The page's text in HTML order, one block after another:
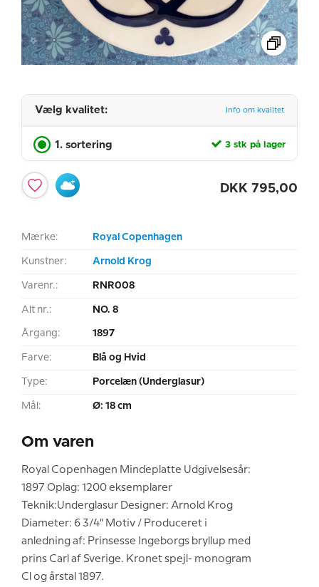
Vælg kvalitet: Info om kvalitet
1. sortering 3 stk på lager
DKK 795,00
Mærke: Royal Copenhagen
Kunstner: Arnold Krog
Varenr.: RNR008
Alt nr.: NO. 8
Årgang: 1897
Farve: Blå og Hvid
Type: Porcelæn (Underglasur)
Mål: Ø: 18 cm
Om varen
Royal Copenhagen Mindeplatte Udgivelsesår:
1897 Oplag: 1200 eksemplarer
Teknik:Underglasur Designer: Arnold Krog
Diameter: 6 3/4" Motiv / Produceret i
anledning af: Prinsesse Ingeborgs bryllup med
prins Carl af Sverige. Kronet spejl- monogram
Cl og årstal 1897.